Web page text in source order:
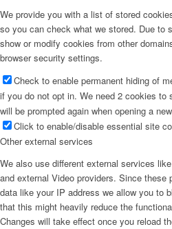
We provide you with a list of stored
so you can check what we stored. Due to
show or modify cookies from other
browser security settings.
Check to enable permanent hiding of
if you do not opt in. We need 2 cookies to
will be prompted again when opening a
Click to enable/disable essential site
Other external services
We also use different external services
and external Video providers. Since these
data like your IP address we allow you to
that this might heavily reduce the
Changes will take effect once you reload